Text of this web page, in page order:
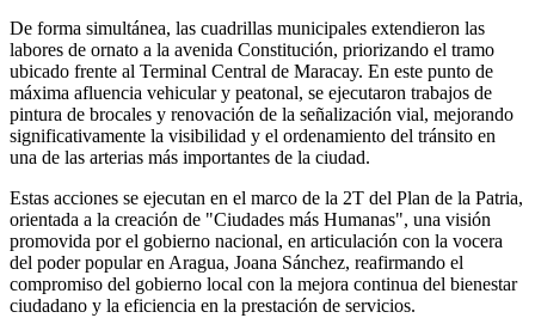
De forma simultánea, las cuadrillas municipales extendieron las
labores de ornato a la avenida Constitución, priorizando el tramo
ubicado frente al Terminal Central de Maracay. En este punto de
máxima afluencia vehicular y peatonal, se ejecutaron trabajos de
pintura de brocales y renovación de la señalización vial, mejorando
significativamente la visibilidad y el ordenamiento del tránsito en
una de las arterias más importantes de la ciudad.
Estas acciones se ejecutan en el marco de la 2T del Plan de la Patria,
orientada a la creación de "Ciudades más Humanas", una visión
promovida por el gobierno nacional, en articulación con la vocera
del poder popular en Aragua, Joana Sánchez, reafirmando el
compromiso del gobierno local con la mejora continua del bienestar
ciudadano y la eficiencia en la prestación de servicios.